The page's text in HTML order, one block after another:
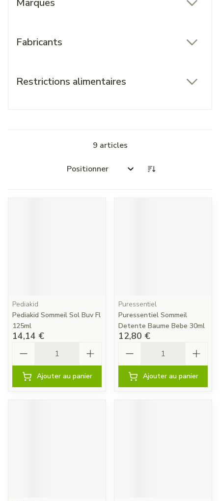
Marques
Fabricants
Restrictions alimentaires
9 articles
Trier par:
Pediakid
Pediakid Sommeil Sol Buv Fl
125ml
14,14 €
Ajouter au panier
Puressentiel
Puressentiel Sommeil
Detente Baume Bebe 30ml
12,80 €
Ajouter au panier